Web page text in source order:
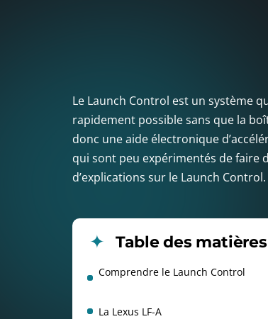
Le Launch Control est un système
rapidement possible sans que la
donc une aide électronique
qui sont peu expérimentés de faire
d’explications sur le Launch Control.
Table des matières
Comprendre le Launch Control
La Lexus LF-A